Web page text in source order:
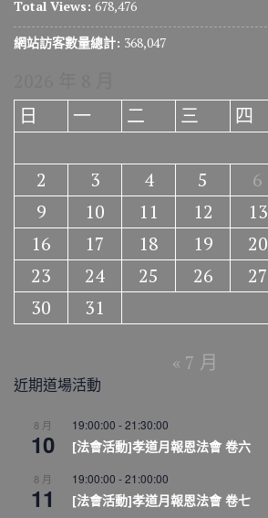
Total Views: 678,476
網站訪客數量總計: 368,047
日
一 二 三 四
2
3 4 5 6
9
10 11 12 13
16
17 18 19 20
23
24 25 26 27
30
31
« 7 月
近期道場活動
8 月
10
19:00:00 -21:30:00
[法會活動]孝道月報恩法會 卷六
8 月
11
19:00:00 -21:00:00
[法會活動]孝道月報恩法會 卷七